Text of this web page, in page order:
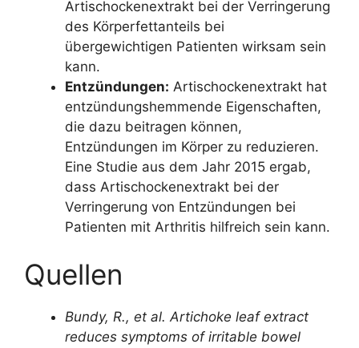
Artischockenextrakt bei der Verringerung
des Körperfettanteils bei
übergewichtigen Patienten wirksam sein
kann.
Entzündungen: Artischockenextrakt hat
entzündungshemmende Eigenschaften,
die dazu beitragen können,
Entzündungen im Körper zu reduzieren.
Eine Studie aus dem Jahr 2015 ergab,
dass Artischockenextrakt bei der
Verringerung von Entzündungen bei
Patienten mit Arthritis hilfreich sein kann.
Quellen
Bundy, R., et al. Artichoke leaf extract
reduces symptoms of irritable bowel